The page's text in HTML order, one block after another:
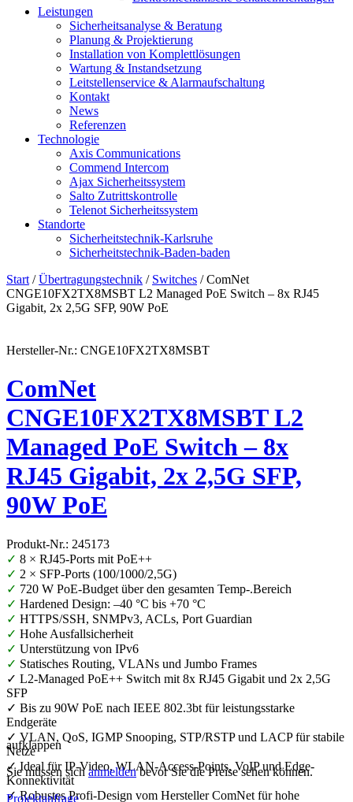
Leistungen
Sicherheitsanalyse & Beratung
Planung & Projektierung​
Installation von Komplettlösungen
Wartung & Instandsetzung
Leitstellenservice & Alarmaufschaltung
Kontakt
News
Referenzen
Technologie
Axis Communications
Commend Intercom
Ajax Sicherheitssystem​
Salto Zutrittskontrolle
Telenot Sicherheitssystem
Standorte
Sicherheitstechnik-Karlsruhe
Sicherheitstechnik-Baden-baden
Start /Übertragungstechnik / Switches / ComNet
CNGE10FX2TX8MSBT L2 Managed PoE Switch – 8x RJ45
Gigabit, 2x 2,5G SFP, 90W PoE
Hersteller-Nr.: CNGE10FX2TX8MSBT
ComNet
CNGE10FX2TX8MSBT L2
Managed PoE Switch – 8x
RJ45 Gigabit, 2x 2,5G SFP,
90W PoE
Produkt-Nr.: 245173
✓ 8 × RJ45-Ports mit PoE++
✓ 2 × SFP-Ports (100/1000/2,5G)
✓ 720 W PoE-Budget über den gesamten Temp-.Bereich
✓ Hardened Design: –40 °C bis +70 °C
✓ HTTPS/SSH, SNMPv3, ACLs, Port Guardian
✓ Hohe Ausfallsicherheit
✓ Unterstützung von IPv6
✓ Statisches Routing, VLANs und Jumbo Frames
✓ L2-Managed PoE++ Switch mit 8x RJ45 Gigabit und 2x 2,5G
SFP
✓ Bis zu 90W PoE nach IEEE 802.3bt für leistungsstarke
Endgeräte
✓ VLAN, QoS, IGMP Snooping, STP/RSTP und LACP für stabile
Netze
✓ Ideal für IP-Video, WLAN-Access-Points, VoIP und Edge-
Konnektivität
✓ Robustes Profi-Design vom Hersteller ComNet für hohe
aufklappen
Sie müssen sichanmeldenbevor Sie die Preise sehen können.
Projektanfrage